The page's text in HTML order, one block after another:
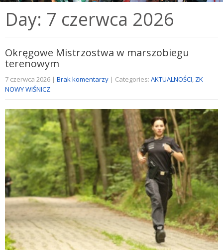
Day: 7 czerwca 2026
Okręgowe Mistrzostwa w marszobiegu
terenowym
7 czerwca 2026 | Brak komentarzy | Categories: AKTUALNOŚCI, ZK
NOWY WIŚNICZ